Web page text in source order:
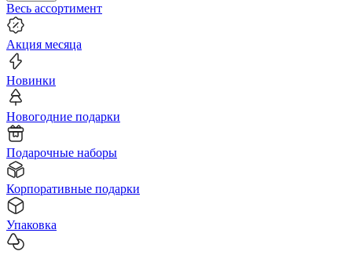
Весь ассортимент
Акция месяца
Новинки
Новогодние подарки
Подарочные наборы
Корпоративные подарки
Упаковка